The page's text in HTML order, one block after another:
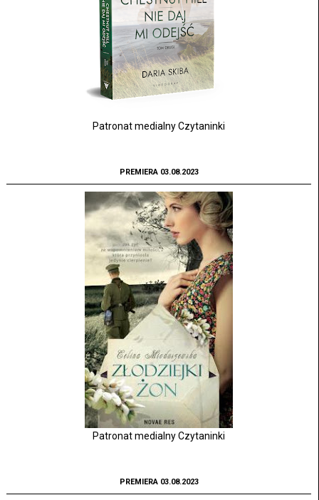
Patronat medialny Czytaninki
PREMIERA 03.08.2023
Patronat medialny Czytaninki
PREMIERA 03.08.2023